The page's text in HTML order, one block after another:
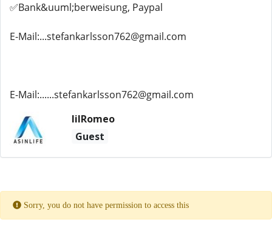
✅Bank&uuml;berweisung, Paypal
E-Mail:...stefankarlsson762@gmail.com
E-Mail:......stefankarlsson762@gmail.com
lilRomeo
Guest
Sorry, you do not have permission to access this